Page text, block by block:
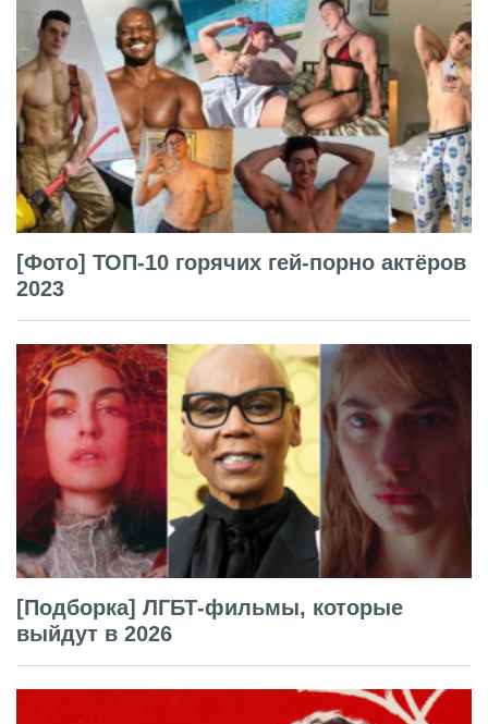
[Фото] ТОП-10 горячих гей-порно актёров
2023
[Подборка] ЛГБТ-фильмы, которые
выйдут в 2026